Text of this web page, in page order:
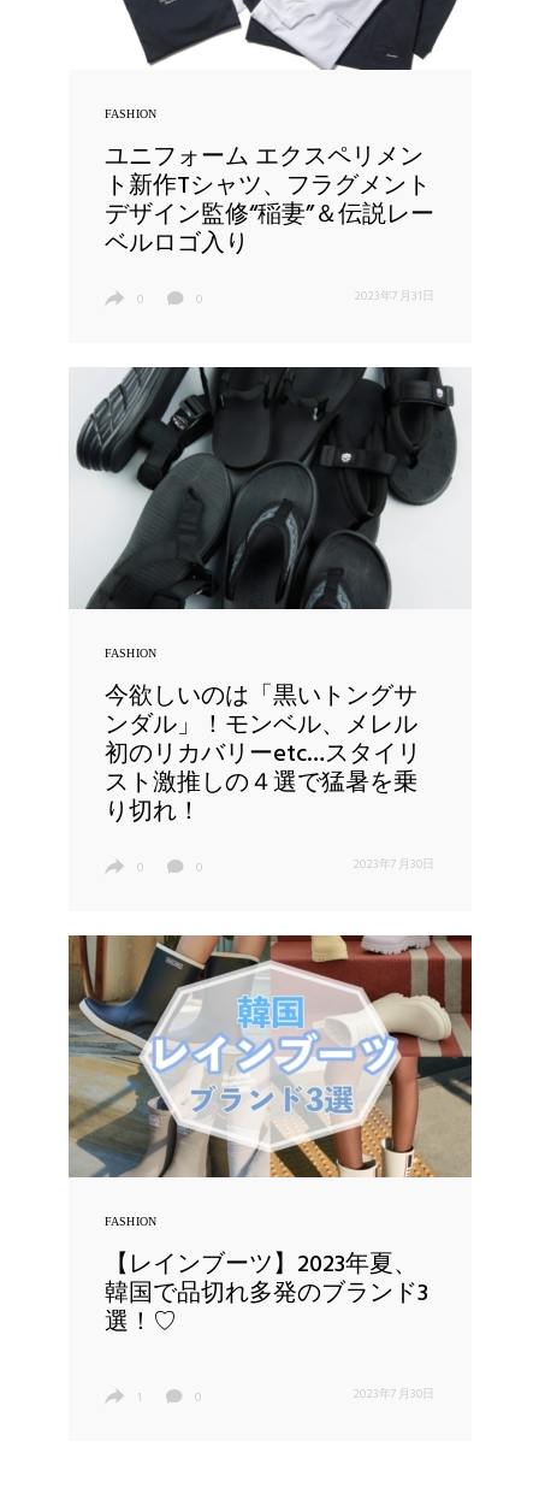
FASHION
ユニフォーム エクスペリメン
ト新作Tシャツ、フラグメント
デザイン監修“稲妻”＆伝説レー
ベルロゴ入り
0 0 2023年7月31日
FASHION
今欲しいのは「黒いトングサ
ンダル」！モンベル、メレル
初のリカバリーetc…スタイリ
スト激推しの４選で猛暑を乗
り切れ！
0 0 2023年7月30日
FASHION
【レインブーツ】2023年夏、
韓国で品切れ多発のブランド3
選！♡
1 0 2023年7月30日